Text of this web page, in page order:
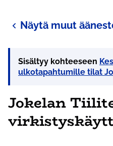
Näytä muut
Sisältyy kohteeseen
ulkotapahtumille tilat
Jokelan